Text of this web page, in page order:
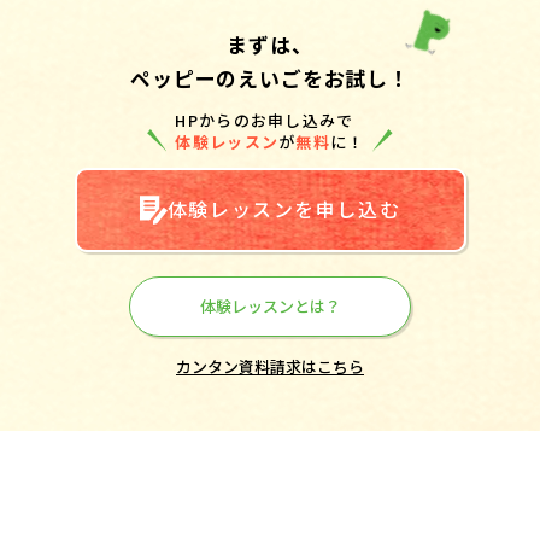
まずは、
ペッピーのえいごをお試し！
HPからのお申し込みで
体験レッスンが無料に！
体験レッスンを申し込む
体験レッスンとは？
カンタン資料請求はこちら